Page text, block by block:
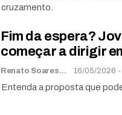
cruzamento.
Fim da espera?
começar a dirigir
Renato Soares 16/05/2026 -
Entenda a proposta que